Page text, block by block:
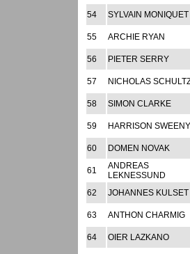
54 SYLVAIN MONIQUET
55 ARCHIE RYAN
56 PIETER SERRY
57 NICHOLAS
58 SIMON CLARKE
59 HARRISON SWEENY
60 DOMEN NOVAK
61
ANDREAS
LEKNESSUND
62
JOHANNES KULSET
63 ANTHON CHARMIG
64 OIER LAZKANO